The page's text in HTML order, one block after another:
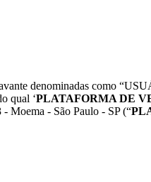
denominadas como
qual ‘PLATAFORMA DE
Moema - São Paulo - SP (“